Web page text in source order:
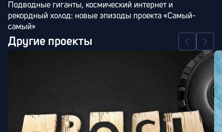
Подводные гиганты, космический интернет и
рекордный холод: новые эпизоды проекта «Самый-
самый»
Другие проекты